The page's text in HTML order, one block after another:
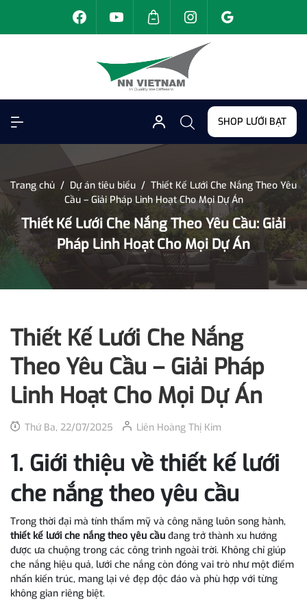
SHOP LƯỚI BẠT
Trang chủ / Dự án tiêu biểu / Thiết Kế Lưới Che Nắng Theo Yêu
Cầu – Giải Pháp Linh Hoạt Cho Mọi Dự Án
Thiết Kế Lưới Che Nắng Theo Yêu Cầu: Giải
Pháp Linh Hoạt Cho Mọi Dự Án
Thiết Kế Lưới Che Nắng
Theo Yêu Cầu – Giải Pháp
Linh Hoạt Cho Mọi Dự Án
Thứ Ba, 22/07/2025 Liên Hoàng Thị Kim
1. Giới thiệu về thiết kế lưới
che nắng theo yêu cầu
Trong thời đại mà tính thẩm mỹ và công năng luôn song hành,
thiết kế lưới che nắng theo yêu cầu đang trở thành xu hướng
được ưa chuộng trong các công trình ngoài trời. Không chỉ giúp
che nắng hiệu quả, lưới che nắng còn đóng vai trò như một điểm
nhấn kiến trúc, mang lại vẻ đẹp độc đáo và phù hợp với từng
không gian riêng biệt.